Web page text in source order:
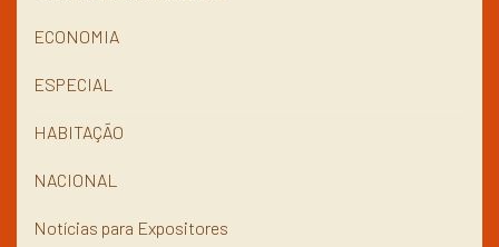
ECONOMIA
ESPECIAL
HABITAÇÃO
NACIONAL
Notícias para Expositores